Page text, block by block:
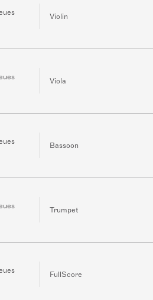
Violin
Viola
Bassoon
Trumpet
FullScore